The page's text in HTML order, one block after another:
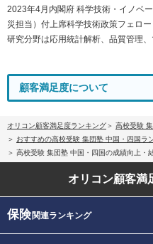
2023年4月内閣府 科学技術・イノベ
災担当）付上席科学技術政策フェロー
研究分野は応用統計解析、品質管理、
顧客満足度について
オリコン顧客満足度ランキング
高校受験
おすすめの高校受験 集団塾 中国・四国ラ
高校受験 集団塾 中国・四国の成績向上・
オリコン顧客満
保険関連ランキング